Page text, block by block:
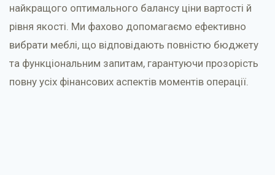
найкращого оптимального балансу ціни вартості й
рівня якості. Ми фахово допомагаємо ефективно
вибрати меблі, що відповідають повністю бюджету
та функціональним запитам, гарантуючи прозорість
повну усіх фінансових аспектів моментів операції.